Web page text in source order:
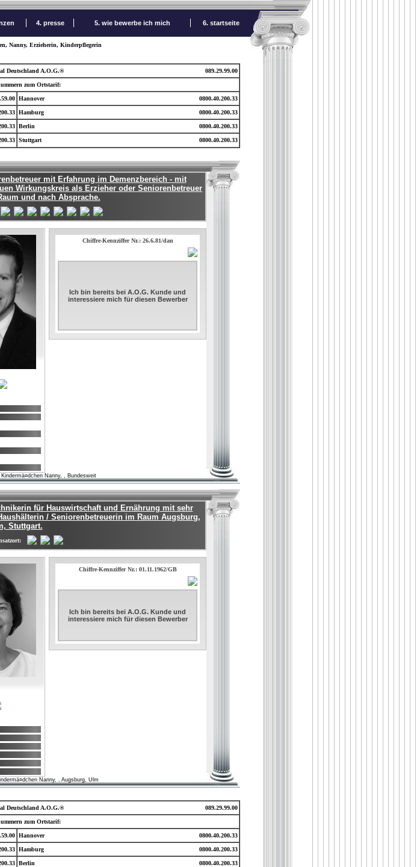
4. presse 5. wie bewerbe ich mich 6. startseite
Nanny, Erzieherin, Kinderpflegerin
Deutschland A.O.G.® 089.29.99.00
zum Ortstarif:
Hannover 0800.40.200.33
Hamburg 0800.40.200.33
Berlin 0800.40.200.33
Stuttgart 0800.40.200.33
mit Erfahrung im Demenzbereich - mit
Wirkungskreis als Erzieher oder Seniorenbetreuer
und nach Absprache.
Chiffre-Kennziffer Nr.: 26.6.81/dan
Ich bin bereits bei A.O.G. Kunde und
interessiere mich für diesen Bewerber
Nanny, , Bundesweit
für Hauswirtschaft und Ernährung mit sehr
/ Seniorenbetreuerin im Raum Augsburg,
Stuttgart.
Chiffre-Kennziffer Nr.: 01.11.1962/GB
Ich bin bereits bei A.O.G. Kunde und
interessiere mich für diesen Bewerber
Nanny, , Augsburg, Ulm
Deutschland A.O.G.® 089.29.99.00
zum Ortstarif:
Hannover 0800.40.200.33
Hamburg 0800.40.200.33
Berlin 0800.40.200.33